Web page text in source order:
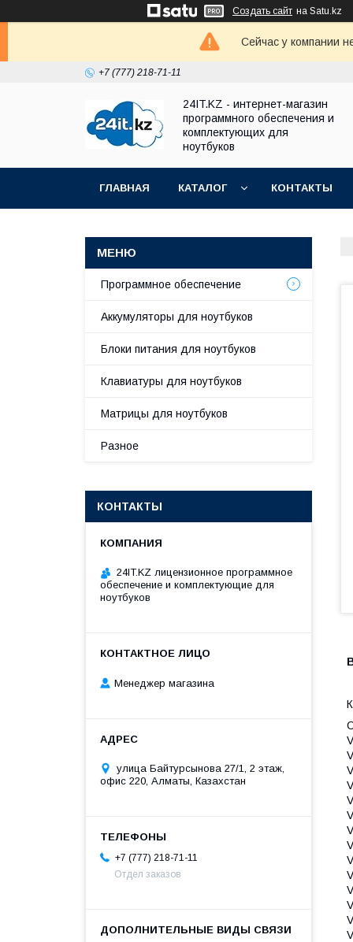
Создать сайт на Satu.kz
Сейчас у компании
+7 (777) 218-71-11
24IT.KZ - интернет-магазин
программного обеспечения и
комплектующих для
ноутбуков
ГЛАВНАЯ КАТАЛОГ КОНТАКТЫ
Программное обеспечение
Аккумуляторы для ноутбуков
Блоки питания для ноутбуков
Клавиатуры для ноутбуков
Матрицы для ноутбуков
Разное
КОНТАКТЫ
24IT.KZ лицензионное программное
обеспечение и комплектующие для
ноутбуков
Менеджер магазина
улица Байтурсынова 27/1, 2 этаж,
офис 220, Алматы, Казахстан
+7 (777) 218-71-11
Отдел заказов